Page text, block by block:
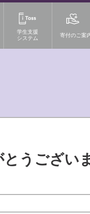
学生支援
システム
寄付のご案
とうござい